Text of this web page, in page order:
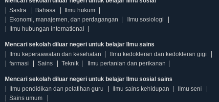
Sastra
Bahasa
Ilmu hukum
Ekonomi, manajemen, dan perdagangan
Ilmu sosiologi
Ilmu hubungan international
Mencari sekolah diluar negeri untuk belajar Ilmu sains
Ilmu keperaawatan dan kesehatan
Ilmu kedokteran dan kedokteran gigi
farmasi
Sains Teknik Ilmu pertanian dan perikanan
Mencari sekolah diluar negeri untuk belajar Ilmu sosial sains
Ilmu pendidikan dan pelatihan guru
Ilmu sains kehidupan
Ilmu seni
Sains umum